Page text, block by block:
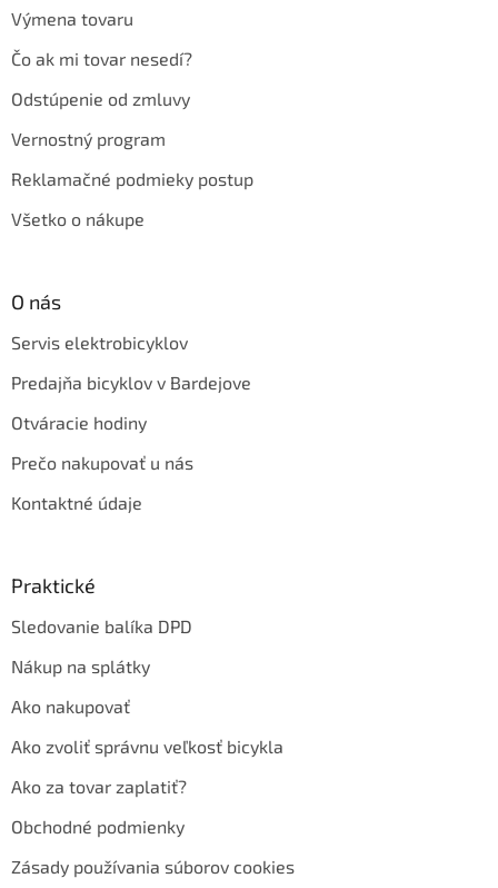
Výmena tovaru
Čo ak mi tovar nesedí?
Odstúpenie od zmluvy
Vernostný program
Reklamačné podmieky postup
Všetko o nákupe
O nás
Servis elektrobicyklov
Predajňa bicyklov v Bardejove
Otváracie hodiny
Prečo nakupovať u nás
Kontaktné údaje
Praktické
Sledovanie balíka DPD
Nákup na splátky
Ako nakupovať
Ako zvoliť správnu veľkosť bicykla
Ako za tovar zaplatiť?
Obchodné podmienky
Zásady používania súborov cookies